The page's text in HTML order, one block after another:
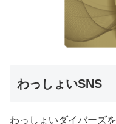
わっしょいSNS
わっしょいダイバーズ